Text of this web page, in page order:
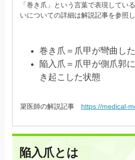
「巻き爪」という言葉で表現してい
いについての詳細は解説記事を参照し
巻き爪＝爪甲が彎曲し
陥入爪＝爪甲が側爪郭
き起こした状態
簗医師の解説記事 https://medical-
陥入爪とは